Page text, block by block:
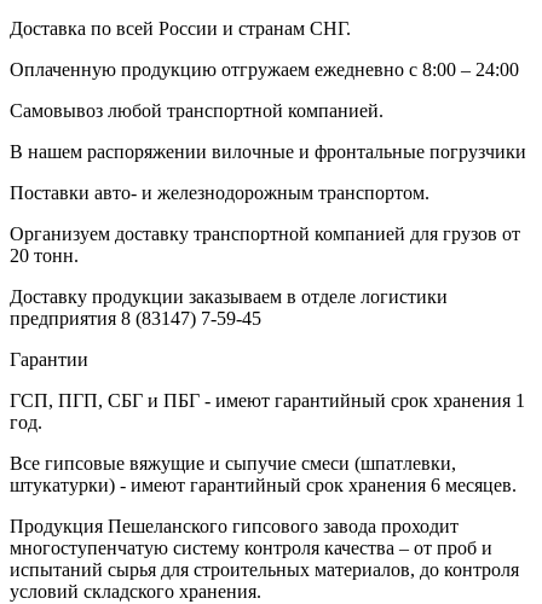
Доставка по всей России и странам СНГ.
Оплаченную продукцию отгружаем ежедневно с 8:00 – 24:00
Самовывоз любой транспортной компанией.
В нашем распоряжении вилочные и фронтальные погрузчики
Поставки авто- и железнодорожным транспортом.
Организуем доставку транспортной компанией для грузов от
20 тонн.
Доставку продукции заказываем в отделе логистики
предприятия 8 (83147) 7-59-45
Гарантии
ГСП, ПГП, СБГ и ПБГ - имеют гарантийный срок хранения 1
год.
Все гипсовые вяжущие и сыпучие смеси (шпатлевки,
штукатурки) - имеют гарантийный срок хранения 6 месяцев.
Продукция Пешеланского гипсового завода проходит
многоступенчатую систему контроля качества – от проб и
испытаний сырья для строительных материалов, до контроля
условий складского хранения.